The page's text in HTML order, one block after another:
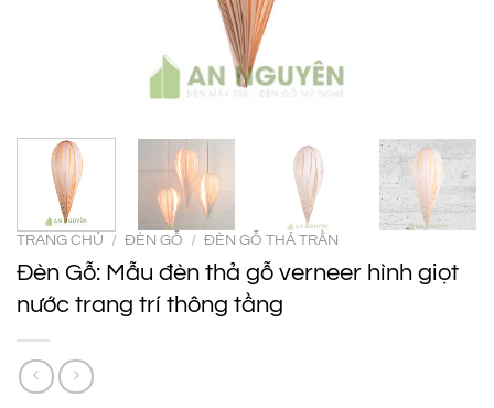
TRANG CHỦ / ĐÈN GỖ / ĐÈN GỖ THẢ TRẦN
Đèn Gỗ: Mẫu đèn thả gỗ verneer hình giọt
nước trang trí thông tầng